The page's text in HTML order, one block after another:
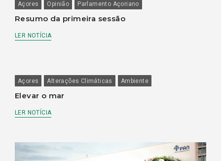
Açores Opinião Parlamento Açoriano
Resumo da primeira sessão
LER NOTÍCIA
Açores Alterações Climáticas Ambiente
Elevar o mar
LER NOTÍCIA